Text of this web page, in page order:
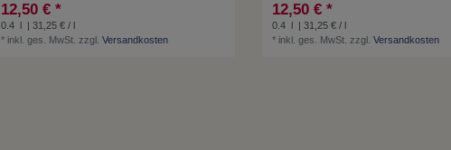
12,50 € *
0.4 l | 31,25 € / l
* inkl. ges. MwSt. zzgl.Versandkosten
12,50 € *
0.4 l | 31,25 € / l
* inkl. ges. MwSt. zzgl.Versandkosten